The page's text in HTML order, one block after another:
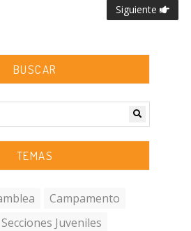
Siguiente
BUSCAR
TEMAS
Campamento
Secciones Juveniles